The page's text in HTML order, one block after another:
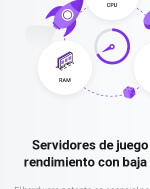
Servidores de
rendimiento con